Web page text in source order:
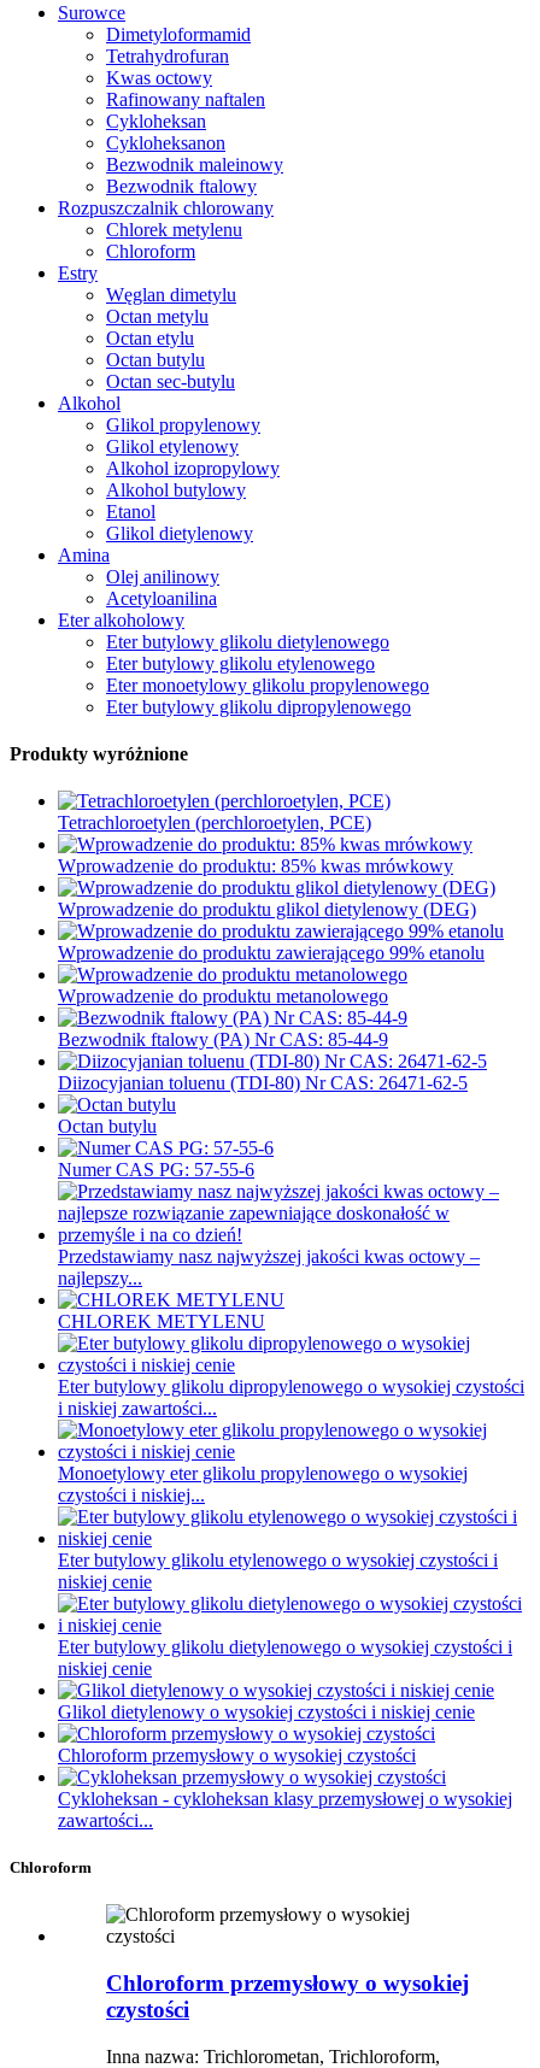
Surowce
Dimetyloformamid
Tetrahydrofuran
Kwas octowy
Rafinowany naftalen
Cykloheksan
Cykloheksanon
Bezwodnik maleinowy
Bezwodnik ftalowy
Rozpuszczalnik chlorowany
Chlorek metylenu
Chloroform
Estry
Węglan dimetylu
Octan metylu
Octan etylu
Octan butylu
Octan sec-butylu
Alkohol
Glikol propylenowy
Glikol etylenowy
Alkohol izopropylowy
Alkohol butylowy
Etanol
Glikol dietylenowy
Amina
Olej anilinowy
Acetyloanilina
Eter alkoholowy
Eter butylowy glikolu dietylenowego
Eter butylowy glikolu etylenowego
Eter monoetylowy glikolu propylenowego
Eter butylowy glikolu dipropylenowego
Produkty wyróżnione
Tetrachloroetylen (perchloroetylen, PCE)
Wprowadzenie do produktu: 85% kwas mrówkowy
Wprowadzenie do produktu glikol dietylenowy (DEG)
Wprowadzenie do produktu zawierającego 99% etanolu
Wprowadzenie do produktu metanolowego
Bezwodnik ftalowy (PA) Nr CAS: 85-44-9
Diizocyjanian toluenu (TDI-80) Nr CAS: 26471-62-5
Octan butylu
Numer CAS PG: 57-55-6
Przedstawiamy nasz najwyższej jakości kwas octowy –
najlepszy...
CHLOREK METYLENU
Eter butylowy glikolu dipropylenowego o wysokiej czystości
i niskiej zawartości...
Monoetylowy eter glikolu propylenowego o wysokiej
czystości i niskiej...
Eter butylowy glikolu etylenowego o wysokiej czystości i
niskiej cenie
Eter butylowy glikolu dietylenowego o wysokiej czystości i
niskiej cenie
Glikol dietylenowy o wysokiej czystości i niskiej cenie
Chloroform przemysłowy o wysokiej czystości
Cykloheksan - cykloheksan klasy przemysłowej o wysokiej
zawartości...
Chloroform
Chloroform przemysłowy o wysokiej
czystości
Inna nazwa: Trichlorometan, Trichloroform,